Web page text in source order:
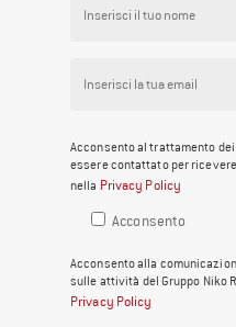
Acconsento al trattamento
essere contattato per
nella Privacy Policy
Acconsento
Acconsento alla
sulle attività del Gruppo Niko
Privacy Policy